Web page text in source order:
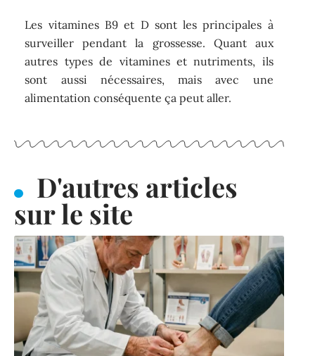
Les vitamines B9 et D sont les principales à
surveiller pendant la grossesse. Quant aux
autres types de vitamines et nutriments, ils
sont aussi nécessaires, mais avec une
alimentation conséquente ça peut aller.
D'autres articles
sur le site